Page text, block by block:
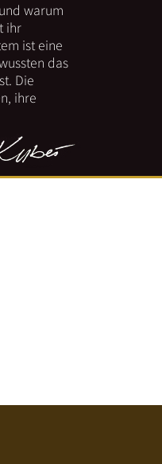
warum
ihr
ist eine
das
Die
ihre